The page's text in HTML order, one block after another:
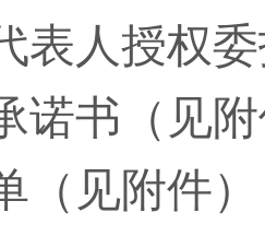
表人授权
诺书（见
（见附件）